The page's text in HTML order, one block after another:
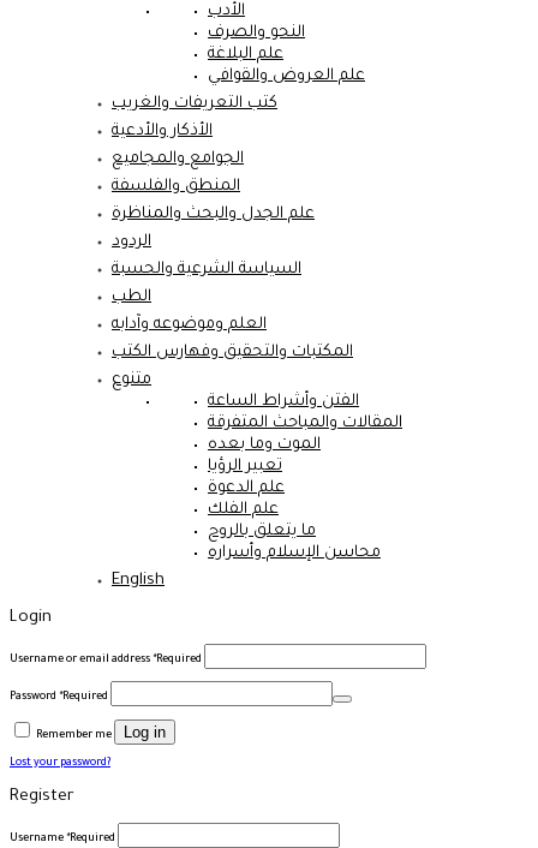
الأدب
النحو والصرف
علم البلاغة
علم العروض والقوافي
كتب التعريفات والغريب
الأذكار والأدعية
الجوامع والمجاميع
المنطق والفلسفة
علم الجدل والبحث والمناظرة
الردود
السياسة الشرعية والحسبة
الطب
العلم وموضوعه وآدابه
المكتبات والتحقيق وفهارس الكتب
متنوع
الفتن وأشراط الساعة
المقالات والمباحث المتفرقة
الموت وما بعده
تعبير الرؤيا
علم الدعوة
علم الفلك
ما يتعلق بالروح
محاسن الإسلام وأسراره
English
Login
Username or email address *Required
Password *Required
Remember me Log in
Lost your password?
Register
Username *Required